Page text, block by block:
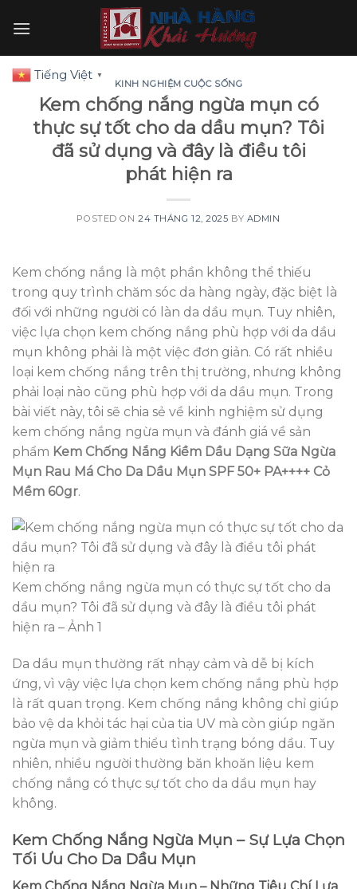
KINH NGHIỆM CUỘC SỐNG
Kem chống nắng ngừa mụn có
thực sự tốt cho da dầu mụn? Tôi
đã sử dụng và đây là điều tôi
phát hiện ra
POSTED ON 24 THÁNG 12, 2025 BY ADMIN
Kem chống nắng là một phần không thể thiếu
trong quy trình chăm sóc da hàng ngày, đặc biệt là
đối với những người có làn da dầu mụn. Tuy nhiên,
việc lựa chọn kem chống nắng phù hợp với da dầu
mụn không phải là một việc đơn giản. Có rất nhiều
loại kem chống nắng trên thị trường, nhưng không
phải loại nào cũng phù hợp với da dầu mụn. Trong
bài viết này, tôi sẽ chia sẻ về kinh nghiệm sử dụng
kem chống nắng ngừa mụn và đánh giá về sản
phẩm Kem Chống Nắng Kiềm Dầu Dạng Sữa Ngừa
Mụn Rau Má Cho Da Dầu Mụn SPF 50+ PA++++ Cỏ
Mềm 60gr.
Kem chống nắng ngừa mụn có thực sự tốt cho da
dầu mụn? Tôi đã sử dụng và đây là điều tôi phát
hiện ra – Ảnh 1
Da dầu mụn thường rất nhạy cảm và dễ bị kích
ứng, vì vậy việc lựa chọn kem chống nắng phù hợp
là rất quan trọng. Kem chống nắng không chỉ giúp
bảo vệ da khỏi tác hại của tia UV mà còn giúp ngăn
ngừa mụn và giảm thiểu tình trạng bóng dầu. Tuy
nhiên, nhiều người thường băn khoăn liệu kem
chống nắng có thực sự tốt cho da dầu mụn hay
không.
Kem Chống Nắng Ngừa Mụn – Sự Lựa Chọn
Tối Ưu Cho Da Dầu Mụn
Kem Chống Nắng Ngừa Mụn – Những Tiêu Chí Lựa
Tiếng Việt ▼